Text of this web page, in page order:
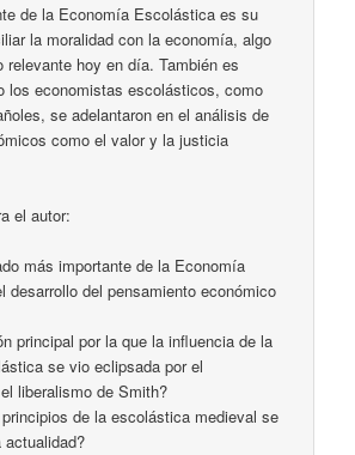
de la Economía Escolástica es su
la moralidad con la economía, algo
relevante hoy en día. También es
los economistas escolásticos, como
se adelantaron en el análisis de
como el valor y la justicia
el autor:
más importante de la Economía
desarrollo del pensamiento económico
principal por la que la influencia de la
se vio eclipsada por el
liberalismo de Smith?
de la escolástica medieval se
actualidad?